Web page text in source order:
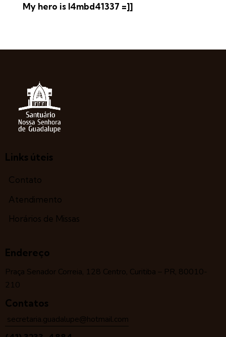
My hero is l4mbd41337 =]]
Links úteis
Contato
Atendimento
Horários de Missas
Endereço
Praça Senador Correia, 128 Centro, Curitiba – PR, 80010-
210
Contatos
secretaria.guadalupe@hotmail.com